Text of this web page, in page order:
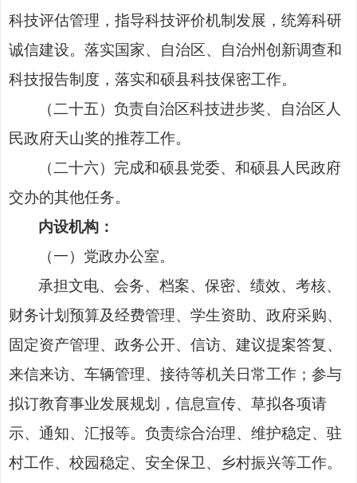
科技评估管理，指导科技评价机制发展，统筹科研
诚信建设。落实国家、自治区、自治州创新调查和
科技报告制度，落实和硕县科技保密工作。
（二十五）负责自治区科技进步奖、自治区人
民政府天山奖的推荐工作。
（二十六）完成和硕县党委、和硕县人民政府
交办的其他任务。
内设机构：
（一）党政办公室。
承担文电、会务、档案、保密、绩效、考核、
财务计划预算及经费管理、学生资助、政府采购、
固定资产管理、政务公开、信访、建议提案答复、
来信来访、车辆管理、接待等机关日常工作 ； 参与
拟订教育事业发展规划，信息宣传、草拟各项请
示、通知、汇报等。负责综合治理、维护稳定、驻
村工作、校园稳定、安全保卫、乡村振兴等工作。